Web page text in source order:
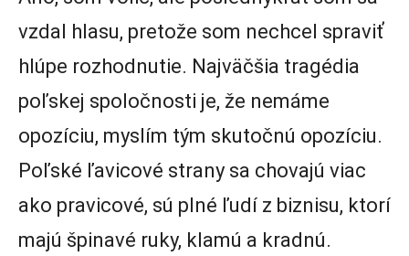
vzdal hlasu, pretože som nechcel spraviť
hlúpe rozhodnutie. Najväčšia tragédia
poľskej spoločnosti je, že nemáme
opozíciu, myslím tým skutočnú opozíciu.
Poľské ľavicové strany sa chovajú viac
ako pravicové, sú plné ľudí z biznisu, ktorí
majú špinavé ruky, klamú a kradnú.